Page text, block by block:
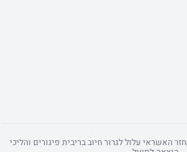
האשראי עלול לגרור חיוב בריבית פיגורים והליכי